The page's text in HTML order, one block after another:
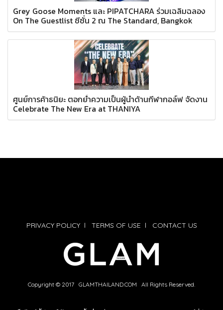
Grey Goose Moments และ PIPATCHARA ร่วมเฉลิมฉลอง
On The Guestlist ซีซั่น 2 ณ The Standard, Bangkok
ศูนย์การค้าธนิยะ ตอกย้ำความเป็นผู้นำด้านกีฬากอล์ฟ จัดงาน
Celebrate The New Era at THANIYA
PRIVACY POLICYl TERMS OF USE l CONTACT US
Copyright © 2017 GLAMTHAILAND.COM All Rights Reserved.